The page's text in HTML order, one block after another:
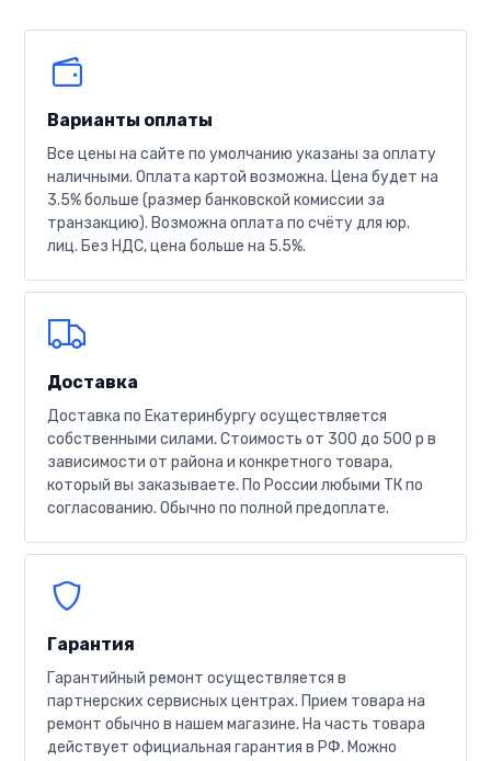
Варианты оплаты
Все цены на сайте по умолчанию указаны за оплату
наличными. Оплата картой возможна. Цена будет на
3.5% больше (размер банковской комиссии за
транзакцию). Возможна оплата по счёту для юр.
лиц. Без НДС, цена больше на 5.5%.
Доставка
Доставка по Екатеринбургу осуществляется
собственными силами. Стоимость от 300 до 500 р в
зависимости от района и конкретного товара,
который вы заказываете. По России любыми ТК по
согласованию. Обычно по полной предоплате.
Гарантия
Гарантийный ремонт осуществляется в
партнерских сервисных центрах. Прием товара на
ремонт обычно в нашем магазине. На часть товара
действует официальная гарантия в РФ. Можно